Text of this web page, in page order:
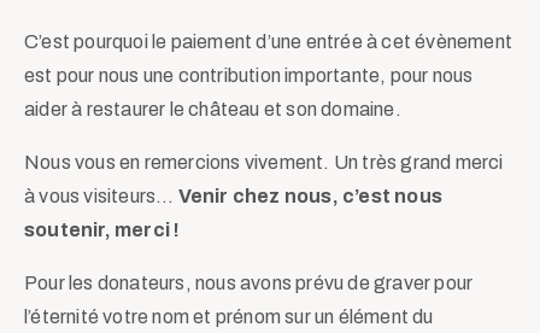
C’est pourquoi le paiement d’une entrée à cet évènement
est pour nous une contribution importante, pour nous
aider à restaurer le château et son domaine.
Nous vous en remercions vivement. Un très grand merci
à vous visiteurs… Venir chez nous, c’est nous
soutenir, merci !
Pour les donateurs, nous avons prévu de graver pour
l’éternité votre nom et prénom sur un élément du